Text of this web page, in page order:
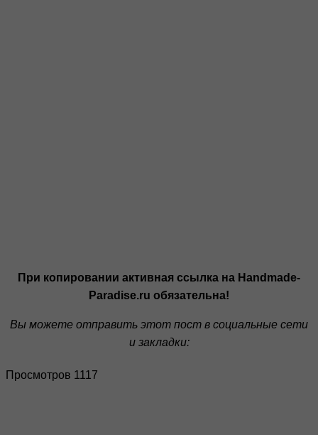
При копировании активная ссылка на Handmade-
Paradise.ru обязательна!
Вы можете отправить этот пост в социальные сети
и закладки:
Просмотров 1117